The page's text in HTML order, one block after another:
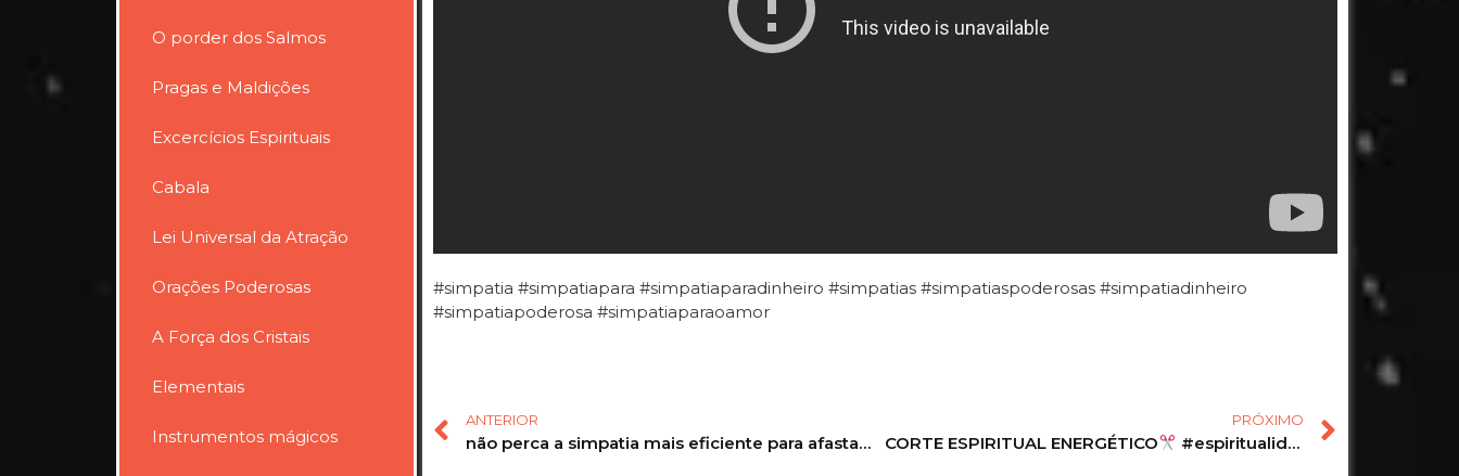
O porder dos Salmos
Pragas e Maldições
Excercícios Espirituais
Cabala
Lei Universal da Atração
Orações Poderosas
A Força dos Cristais
Elementais
Instrumentos mágicos
#simpatia #simpatiapara #simpatiaparadinheiro #simpatias #simpatiaspoderosas #simpatiadinheiro
#simpatiapoderosa #simpatiaparaoamor
ANTERIOR
não perca a simpatia mais eficiente para afastamento de rival
PRÓXIMO
CORTE ESPIRITUAL ENERGÉTICO #espiritualidade #magia #simpatia #simpatias #limpezaenergetica